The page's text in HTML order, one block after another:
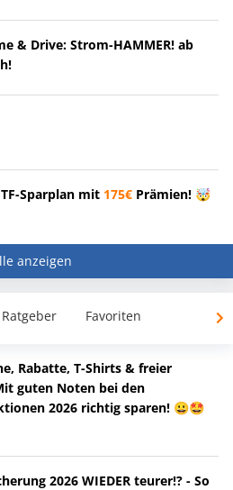
& Drive: Strom-HAMMER! ab
Sparplan mit 175€ Prämien! 🤯
anzeigen
Favoriten
Rabatte, T-Shirts & freier
guten Noten bei den
2026 richtig sparen! 😀🤩
2026 WIEDER teurer!? - So